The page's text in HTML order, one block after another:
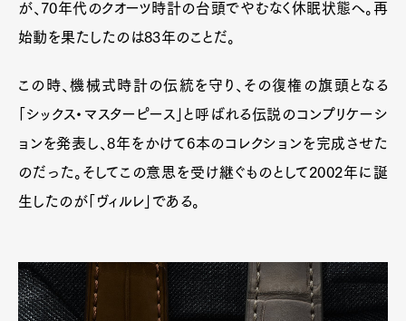
が、70年代のクオーツ時計の台頭でやむなく休眠状態へ。再
始動を果たしたのは83年のことだ。
この時、機械式時計の伝統を守り、その復権の旗頭となる
「シックス・マスターピース」と呼ばれる伝説のコンプリケーシ
ョンを発表し、8年をかけて6本のコレクションを完成させた
のだった。そしてこの意思を受け継ぐものとして2002年に誕
生したのが「ヴィルレ」である。